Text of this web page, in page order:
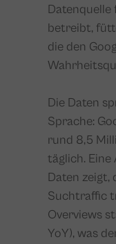
Datenquelle
betreibt,
die den
Die Daten
Sprache:
rund 8,5
täglich. Eine
Daten zeigt,
Suchtraffic
Overviews
YoY), was